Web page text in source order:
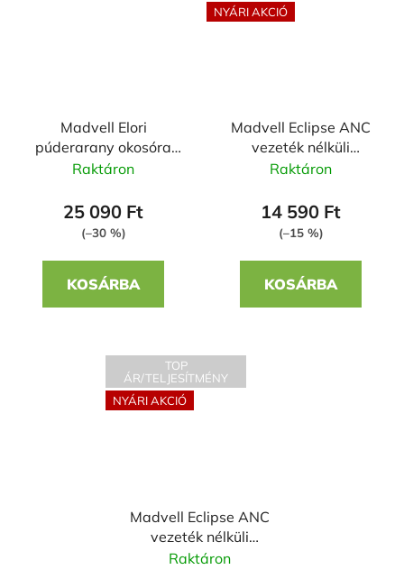
Madvell Elori
púderarany okosóra
szilikon szíjjal bordó
Raktáron
25 090 Ft
(–30 %)
KOSÁRBA
NYÁRI AKCIÓ
Madvell Eclipse ANC
vezeték nélküli
fejhallgató - fehér
Raktáron
14 590 Ft
(–15 %)
KOSÁRBA
TOP
ÁR/TELJESÍTMÉNY
NYÁRI AKCIÓ
Madvell Eclipse ANC
vezeték nélküli
fejhallgató - fekete
Raktáron